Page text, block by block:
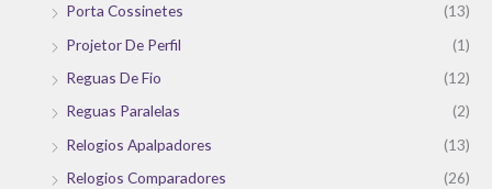
Porta Cossinetes
(13)
Projetor De Perfil
(1)
Reguas De Fio
(12)
Reguas Paralelas
(2)
Relogios Apalpadores
(13)
Relogios Comparadores
(26)